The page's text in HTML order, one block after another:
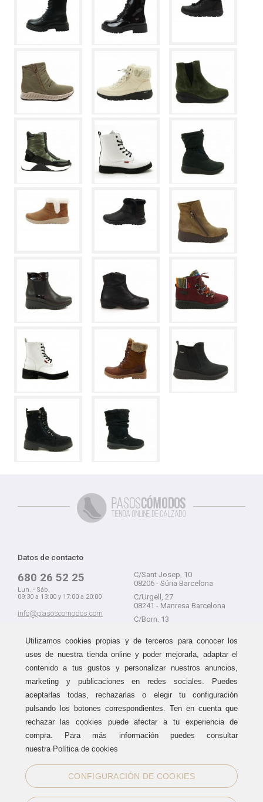
Datos de contacto
680 26 52 25
Lun. - Sáb.
09:30 a 13:00 y 17:00 a 20:00
info@pasoscomodos.com
C/Sant Josep, 10
08206 - Súria Barcelona
C/Urgell, 27
08241 - Manresa Barcelona
C/Born, 13
Guía de compra
Métodos de envío
Área de clientes
Devolución sin problemas
Haz tus compras sin miedo a
equivocarte:
aceptamos devolucionesdurante
15 días.
Sellos de confianza
Utilizamos cookies propias y de terceros para conocer los
usos de nuestra tienda online y poder mejorarla, adaptar el
contenido a tus gustos y personalizar nuestros anuncios,
marketing y publicaciones en redes sociales. Puedes
aceptarlas todas, rechazarlas o elegir tu configuración
pulsando los botones correspondientes. Ten en cuenta que
rechazar las cookies puede afectar a tu experiencia de
compra. Para más información puedes consultar
nuestra Política de cookies
CONFIGURACIÓN DE COOKIES